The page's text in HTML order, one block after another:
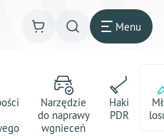
Menu
Narzędzie
do naprawy
wgnieceń
Haki
PDR